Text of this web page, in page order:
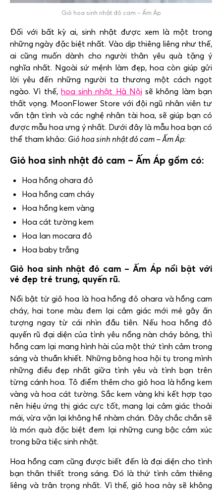
Giỏ hoa sinh nhật đỏ cam – Ấm Áp
Đối với bất kỳ ai, sinh nhật được xem là một trong
những ngày đặc biệt nhất. Vào dịp thiêng liêng như thế,
ai cũng muốn dành cho người thân yêu quà tặng ý
nghĩa nhất. Ngoài sứ mệnh làm đẹp, hoa còn giúp gửi
lời yêu đến những người ta thương một cách ngọt
ngào. Vì thế, hoa sinh nhật Hà Nội sẽ không làm bạn
thất vọng. MoonFlower Store với đội ngũ nhân viên tư
vấn tận tình và các nghệ nhân tài hoa, sẽ giúp bạn có
được mẫu hoa ưng ý nhất. Dưới đây là mẫu hoa bạn có
thể tham khảo: Giỏ hoa sinh nhật đỏ cam – Ấm Áp:
Giỏ hoa sinh nhật đỏ cam – Ấm Áp gồm có:
Hoa hồng ohara đỏ
Hoa hồng cam cháy
Hoa hồng kem vàng
Hoa cát tường kem
Hoa lan mocara đỏ
Hoa baby trắng
Giỏ hoa sinh nhật đỏ cam – Ấm Áp nổi bật với
vẻ đẹp trẻ trung, quyến rũ.
Nổi bật từ giỏ hoa là hoa hồng đỏ ohara và hồng cam
cháy, hai tone màu đem lại cảm giác mới mẻ gây ấn
tượng ngay từ cái nhìn đầu tiên. Nếu hoa hồng đỏ
quyến rũ đại diện của tình yêu nồng nàn cháy bỏng, thì
hồng cam lại mang hình hài của một thứ tình cảm trong
sáng và thuần khiết. Những bông hoa hội tụ trong mình
những điều đẹp nhất giữa tình yêu và tình bạn trên
từng cánh hoa. Tô điểm thêm cho giỏ hoa là hồng kem
vàng và hoa cát tường. Sắc kem vàng khi kết hợp tạo
nên hiệu ứng thị giác cực tốt, mang lại cảm giác thoải
mái, vừa vặn lại không hề nhàm chán. Đây chắc chắn sẽ
là món quà đặc biệt đem lại những cung bậc cảm xúc
trong bữa tiệc sinh nhật.
Hoa hồng cam cũng được biết đến là đại diện cho tình
bạn thân thiết trong sáng. Đó là thứ tình cảm thiêng
liêng và trân trọng nhất. Vì thế, giỏ hoa này sẽ không